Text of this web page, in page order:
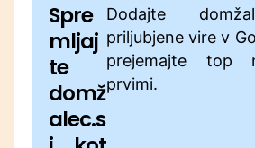
Spre
mljaj
te
domž
alec.s
Dodajte
priljubjene vire v
prejemajte top
prvimi.